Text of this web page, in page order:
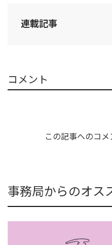
連載記事
コメント
この記事へのコメ
事務局からのオス